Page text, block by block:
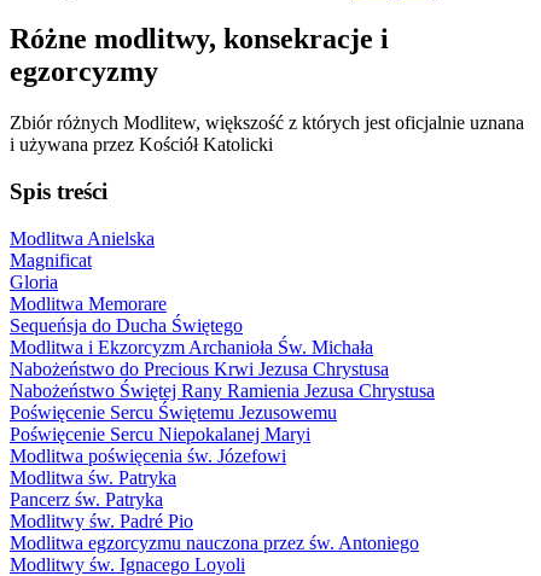
Różne modlitwy, konsekracje i
egzorcyzmy
Zbiór różnych Modlitew, większość z których jest oficjalnie uznana
i używana przez Kościół Katolicki
Spis treści
Modlitwa Anielska
Magnificat
Gloria
Modlitwa Memorare
Sequeńsja do Ducha Świętego
Modlitwa i Ekzorcyzm Archanioła Św. Michała
Nabożeństwo do Precious Krwi Jezusa Chrystusa
Nabożeństwo Świętej Rany Ramienia Jezusa Chrystusa
Poświęcenie Sercu Świętemu Jezusowemu
Poświęcenie Sercu Niepokalanej Maryi
Modlitwa poświęcenia św. Józefowi
Modlitwa św. Patryka
Pancerz św. Patryka
Modlitwy św. Padré Pio
Modlitwa egzorcyzmu nauczona przez św. Antoniego
Modlitwy św. Ignacego Loyoli